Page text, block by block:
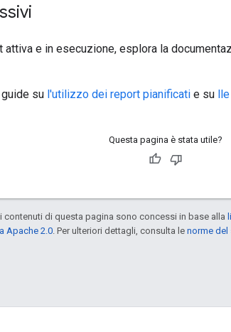
attiva e in esecuzione, esplora la
su l'utilizzo dei report pianificati e su
Questa pagina è stata utile?
di questa pagina sono concessi in base alla
Apache 2.0 . Per ulteriori dettagli, consulta le norme del